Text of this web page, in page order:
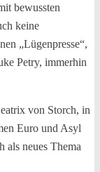
bewussten
keine
„Lügenpresse“,
Petry, immerhin
von Storch, in
Euro und Asyl
als neues Thema